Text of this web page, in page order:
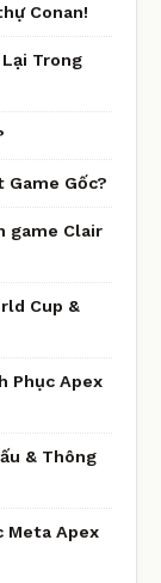
Conan!
Trong
Game Gốc?
game Clair
Cup &
Phục Apex
& Thông
Meta Apex